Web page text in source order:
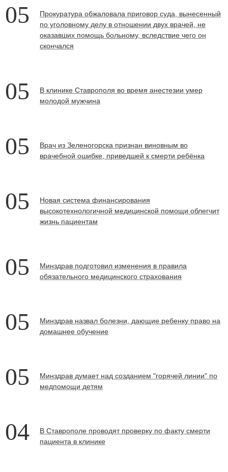
05
Прокуратура обжаловала приговор суда, вынесенный
по уголовному делу в отношении двух врачей, не
оказавших помощь больному, вследствие чего он
скончался
05
В клинике Ставрополя во время анестезии умер
молодой мужчина
05
Врач из Зеленогорска признан виновным во
врачебной ошибке, приведшей к смерти ребёнка
05
Новая система финансирования
высокотехнологичной медицинской помощи облегчит
жизнь пациентам
05
Минздрав подготовил изменения в правила
обязательного медицинского страхования
05
Минздрав назвал болезни, дающие ребенку право на
домашнее обучение
05
Минздрав думает над созданием "горячей линии" по
медпомощи детям
04
В Ставрополе проводят проверку по факту смерти
пациента в клинике